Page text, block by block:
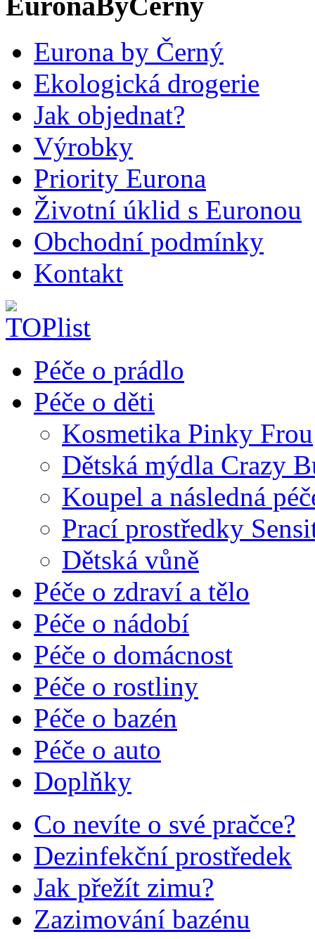
Eurona by Černý
Ekologická drogerie
Jak objednat?
Výrobky
Priority Eurona
Životní úklid s Euronou
Obchodní podmínky
Kontakt
Péče o prádlo
Péče o děti
Kosmetika Pinky Frou
Dětská mýdla Crazy
Koupel a následná
Prací prostředky
Dětská vůně
Péče o zdraví a tělo
Péče o nádobí
Péče o domácnost
Péče o rostliny
Péče o bazén
Péče o auto
Doplňky
Co nevíte o své pračce?
Dezinfekční prostředek
Jak přežít zimu?
Zazimování bazénu